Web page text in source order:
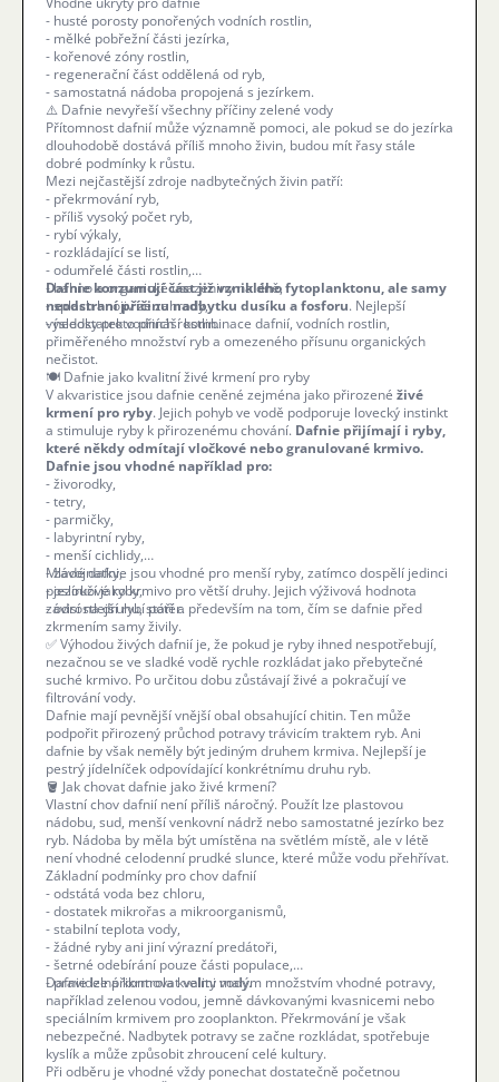
- husté porosty ponořených vodních rostlin,
- mělké pobřežní části jezírka,
- kořenové zóny rostlin,
- regenerační část oddělená od ryb,
- samostatná nádoba propojená s jezírkem.
⚠️ Dafnie nevyřeší všechny příčiny zelené vody
Přítomnost dafnií může významně pomoci, ale pokud se do jezírka
dlouhodobě dostává příliš mnoho živin, budou mít řasy stále
dobré podmínky k růstu.
Mezi nejčastější zdroje nadbytečných živin patří:
- překrmování ryb,
- příliš vysoký počet ryb,
- rybí výkaly,
- rozkládající se listí,
- odumřelé části rostlin,
- bahno a organické usazeniny na dně,
- splach hnojiv ze zahrady,
- nedostatek vodních rostlin.
Dafnie konzumují část již vzniklého fytoplanktonu, ale samy
neodstraní příčinu nadbytku dusíku a fosforu. Nejlepší
výsledky proto přináší kombinace dafnií, vodních rostlin,
přiměřeného množství ryb a omezeného přísunu organických
nečistot.
🍽️ Dafnie jako kvalitní živé krmení pro ryby
V akvaristice jsou dafnie ceněné zejména jako přirozené živé
krmení pro ryby. Jejich pohyb ve vodě podporuje lovecký instinkt
a stimuluje ryby k přirozenému chování. Dafnie přijímají i ryby,
které někdy odmítají vločkové nebo granulované krmivo.
Dafnie jsou vhodné například pro:
- živorodky,
- tetry,
- parmičky,
- labyrintní ryby,
- menší cichlidy,
- závojnatky,
- jezírkové ryby,
- odrostlejší rybí potěr.
Mladé dafnie jsou vhodné pro menší ryby, zatímco dospělí jedinci
poslouží jako krmivo pro větší druhy. Jejich výživová hodnota
závisí na druhu, stáří a především na tom, čím se dafnie před
zkrmením samy živily.
✅ Výhodou živých dafnií je, že pokud je ryby ihned nespotřebují,
nezačnou se ve sladké vodě rychle rozkládat jako přebytečné
suché krmivo. Po určitou dobu zůstávají živé a pokračují ve
filtrování vody.
Dafnie mají pevnější vnější obal obsahující chitin. Ten může
podpořit přirozený průchod potravy trávicím traktem ryb. Ani
dafnie by však neměly být jediným druhem krmiva. Nejlepší je
pestrý jídelníček odpovídající konkrétnímu druhu ryb.
🪣 Jak chovat dafnie jako živé krmení?
Vlastní chov dafnií není příliš náročný. Použít lze plastovou
nádobu, sud, menší venkovní nádrž nebo samostatné jezírko bez
ryb. Nádoba by měla být umístěna na světlém místě, ale v létě
není vhodné celodenní prudké slunce, které může vodu přehřívat.
Základní podmínky pro chov dafnií
- odstátá voda bez chloru,
- dostatek mikrořas a mikroorganismů,
- stabilní teplota vody,
- žádné ryby ani jiní výrazní predátoři,
- šetrné odebírání pouze části populace,
- pravidelná kontrola kvality vody.
Dafnie lze přikrmovat velmi malým množstvím vhodné potravy,
například zelenou vodou, jemně dávkovanými kvasnicemi nebo
speciálním krmivem pro zooplankton. Překrmování je však
nebezpečné. Nadbytek potravy se začne rozkládat, spotřebuje
kyslík a může způsobit zhroucení celé kultury.
Při odběru je vhodné vždy ponechat dostatečně početnou